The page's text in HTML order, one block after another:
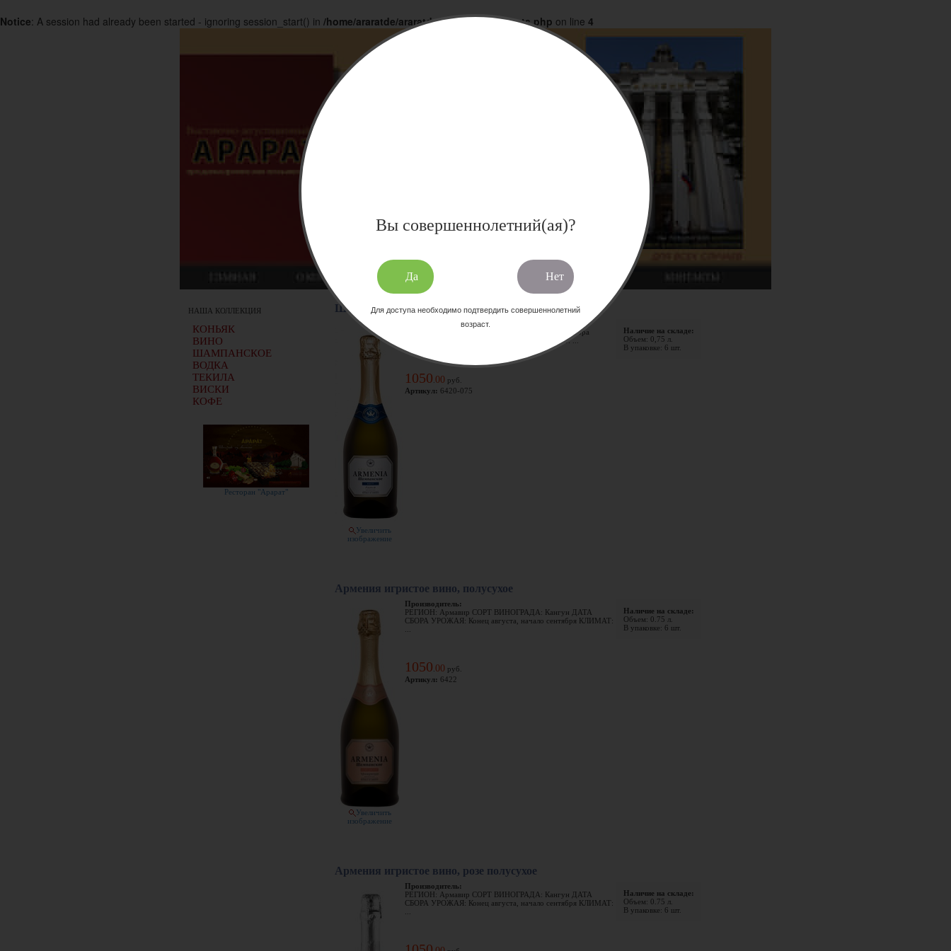
Notice: A session had already been started - ignoring session_start() in /home/araratde/araratdeg.ru/docs/products.php on line 4
НАША КОЛЛЕКЦИЯ
КОНЬЯК
ВИНО
ШАМПАНСКОЕ
ВОДКА
ТЕКИЛА
ВИСКИ
КОФЕ
Ресторан "Арарат"
Шампанское Армения, Брют
Увеличить
изображение
Производитель:
Регион: Армавир Сорт винограда: Кангун Дата сбора
урожая: конец августа, начало сентября Климат: ...
1050 00 руб.
Артикул: 6420-075
Наличие на складе:
Объем: 0,75 л.
В упаковке: 6 шт.
Армения игристое вино, полусухое
Увеличить
изображение
Производитель:
РЕГИОН: Армавир СОРТ ВИНОГРАДА: Кангун ДАТА
СБОРА УРОЖАЯ: Конец августа, начало сентября КЛИМАТ:
1050 00 руб.
Артикул: 6422
Наличие на складе:
Объем: 0.75 л.
В упаковке: 6 шт.
Армения игристое вино, розе полусухое
Производитель:
РЕГИОН: Армавир СОРТ ВИНОГРАДА: Кангун ДАТА
СБОРА УРОЖАЯ: Конец августа, начало сентября КЛИМАТ:
Наличие на складе:
Объем: 0.75 л.
В упаковке: 6 шт.
Вы совершеннолетний(ая)?
Да Нет
Для доступа необходимо подтвердить совершеннолетний
возраст.